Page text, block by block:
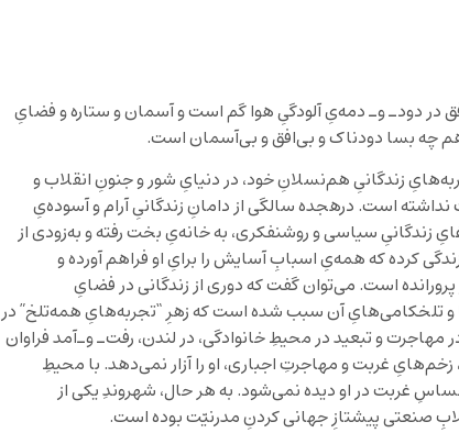
دودـ ‌وـ ‌دمه‌یِ آلودگیِ هوا گم است و آسمان و ستاره و فضایِ
چه بسا دودناک و بی‌افق و بی‌آسمان است.
زندگانیِ هم‌نسلانِ خود، در دنيایِ شور و جنونِ انقلاب و
است. درهجده سالگی از دامانِ زندگانیِ آرام و آسوده‌یِ
زندگانیِ سياسی و روشنفکری، به خانه‌یِ بخت رفته و به‌زودی از
کرده که همه‌یِ اسبابِ آسايش را برایِ او فراهم ‌آورده و
است. می‌توان گفت که دوری از زندگانی در فضایِ
و تلخکامی‌هایِ آن سبب شده است که زهرِ “تجربه‌هایِ همه‌تلخ” در
مهاجرت و تبعيد در محيطِ خانوادگی، در لندن، رفت‌ـ ‌و‌ـ‌آمد فراوان
زخم‌هایِ غربت و مهاجرتِ اجباری، او را آزار نمی‌دهد. با محيطِ
غربت در او ديده نمی‌شود. به هر حال، شهروندِ يکی از
صنعتی پيشتازِ جهانی کردنِ مدرنيّت بوده است.